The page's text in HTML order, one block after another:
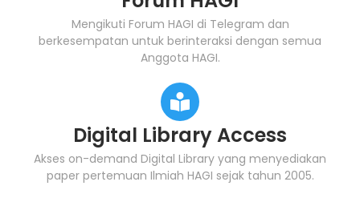
Mengikuti Forum HAGI di Telegram dan
berkesempatan untuk berinteraksi dengan semua
Anggota HAGI.
Digital Library Access
Akses on-demand Digital Library yang menyediakan
paper pertemuan Ilmiah HAGI sejak tahun 2005.